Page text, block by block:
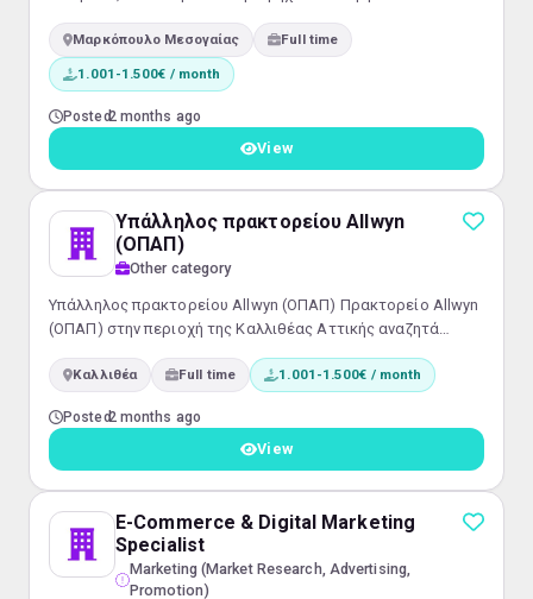
αρμοδιότητες: Παράδοση δεμάτων και παραγγελιών σε
μεταφορικές και πελάτες εντός λεκανοπεδίου
Αττικής.Μεταφορά εμπορευμάτων μεταξύ των
αποθηκευτικών χώρων της εταιρίας. Απαραίτητα
προσόντα: Δίπλωμα Γ' ΚατηγορίαςΠΕΙ, κάρτα ψηφιακού
ταχογράφουΚαλή γνώση...
Μαρκόπουλο Μεσογαίας Full time
1.001-1.500€ / month
Posted2 months ago
View
Υπάλληλος πρακτορείου Allwyn
(ΟΠΑΠ)
Other category
Υπάλληλος πρακτορείου Allwyn (ΟΠΑΠ) Πρακτορείο Allwyn
(ΟΠΑΠ) στην περιοχή της Καλλιθέας Αττικής αναζητά
την παροχή άριστης εξυπηρέτησης στους πελάτες. Έχουμε
εργάζονται σε ένα ευχάριστο και επαγγελματικό
περιβάλλον. Τύπος απασχόλησης: Πλήρης απασχόληση
Είδος εργασίας: Με φυσική παρουσία Κατηγορία ε...
Καλλιθέα Full time 1.001-1.500€ / month
Posted2 months ago
View
E-Commerce & Digital Marketing
Specialist
Marketing (Market Research, Advertising,
Promotion)